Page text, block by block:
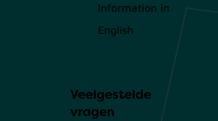
Information in
English
Veelgestelde
vragen